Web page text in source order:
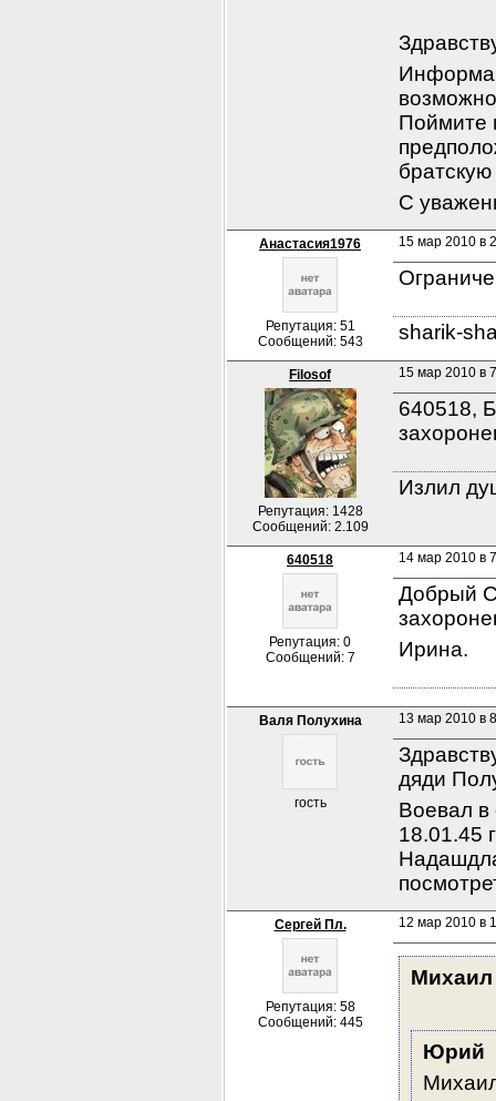
Поймите
С
Анастасия1976
Репутация: 51
Сообщений: 543
15 мар 2010 в
sharik-
Filosof
Репутация: 1428
Сообщений: 2.109
15 мар 2010 в
640518,
Излил
640518
Репутация: 0
Сообщений: 7
14 мар 2010 в
Добрый
Ирина.
Валя Полухина
гость
13 мар 2010 в
дяди
Воевал в
18.01.45
Сергей Пл.
Репутация: 58
Сообщений: 445
12 мар 2010 в
Михаил
Юрий